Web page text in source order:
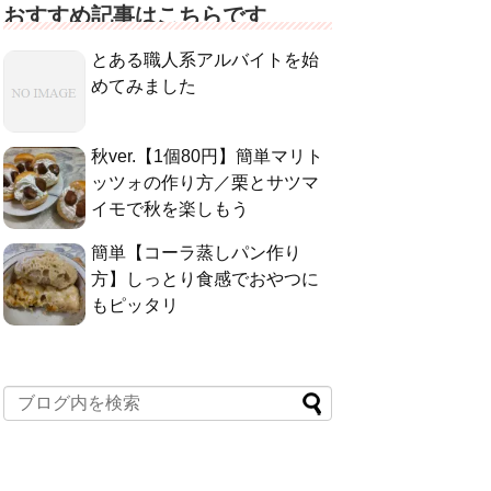
おすすめ記事はこちらです
とある職人系アルバイトを始
めてみました
秋ver.【1個80円】簡単マリト
ッツォの作り方／栗とサツマ
イモで秋を楽しもう
簡単【コーラ蒸しパン作り
方】しっとり食感でおやつに
もピッタリ